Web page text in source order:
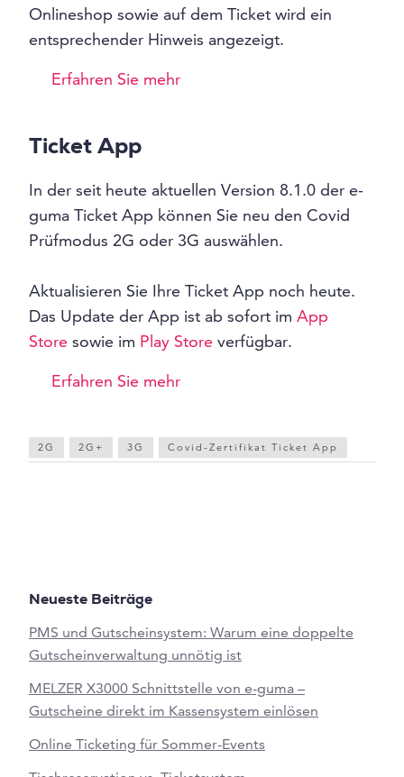
Neueste Beiträge
PMS und Gutscheinsystem: Warum eine doppelte
Gutscheinverwaltung unnötig ist
MELZER X3000 Schnittstelle von e-guma –
Gutscheine direkt im Kassensystem einlösen
Online Ticketing für Sommer-Events
Onlineshop sowie auf dem Ticket wird ein
entsprechender Hinweis angezeigt.
Erfahren Sie mehr
Ticket App
In der seit heute aktuellen Version 8.1.0 der e-
guma Ticket App können Sie neu den Covid
Prüfmodus 2G oder 3G auswählen.
Aktualisieren Sie Ihre Ticket App noch heute.
Das Update der App ist ab sofort im App
Store sowie im Play Store verfügbar.
Erfahren Sie mehr
2G 2G+ 3G Covid-Zertifikat Ticket App